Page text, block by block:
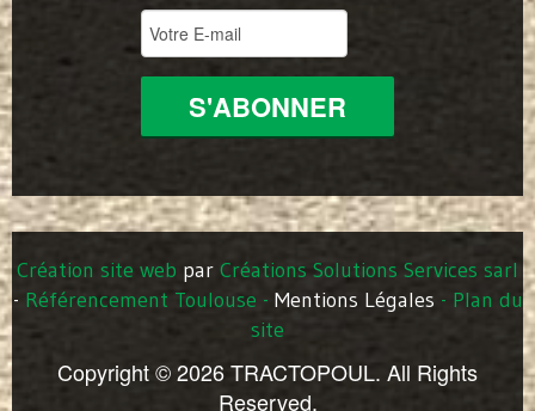
Création site web par Créations Solutions Services sarl
- Référencement Toulouse - Mentions Légales - Plan du
site
Copyright © 2026 TRACTOPOUL. All Rights
Reserved.